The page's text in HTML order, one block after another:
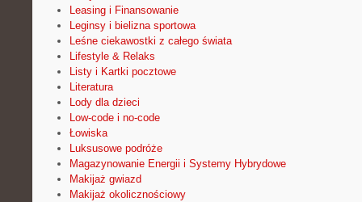
Leasing i Finansowanie
Leginsy i bielizna sportowa
Leśne ciekawostki z całego świata
Lifestyle & Relaks
Listy i Kartki pocztowe
Literatura
Lody dla dzieci
Low-code i no-code
Łowiska
Luksusowe podróże
Magazynowanie Energii i Systemy Hybrydowe
Makijaż gwiazd
Makijaż okolicznościowy